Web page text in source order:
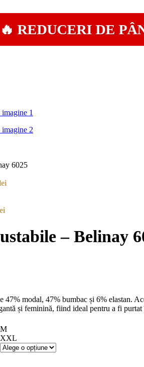
DE
6025
Prețul
Prețul
55,90 lei.
– Belinay
modal, 47% bumbac și 6% elastan.
și feminină, fiind ideal pentru a fi
M
XXL